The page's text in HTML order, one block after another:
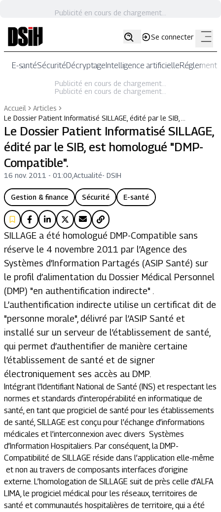
Publicité en cours de chargement...
Se connecter
E-santéSécuritéDécryptageIntelligence artificielle
Publicité en cours de chargement...
Publicité en cours de chargement...
Accueil
Articles
Le Dossier Patient Informatisé SILLAGE, édité par le SIB, …
Le Dossier Patient Informatisé SILLAGE,
édité par le SIB, est homologué "DMP-
Compatible".
16 nov. 2011 - 01:00 Actualité- DSIH
Gestion & finance Sécurité E-santé
SILLAGE a été homologué DMP-Compatible sans
réserve le 4 novembre 2011 par l’Agence des
Systèmes d’Information Partagés (ASIP Santé) sur
le profil d’alimentation du Dossier Médical Personnel
(DMP) "en authentification indirecte" .
L’authentification indirecte utilise un certificat dit de
"personne morale", délivré par l’ASIP Santé et
installé sur un serveur de l’établissement de santé,
qui permet d’authentifier de manière certaine
l’établissement de santé et de signer
électroniquement ses accès au DMP.
Intégrant l’Identifiant National de Santé (INS) et respectant les
normes et standards d’interopérabilité en informatique de
santé, en tant que progiciel de santé pour les établissements
de santé, SILLAGE est conçu pour l’échange d’informations
médicales et l’interconnexion avec divers Systèmes
d’Information Hospitaliers. Par conséquent, la DMP-
Compatibilité de SILLAGE réside dans l’application elle-même
et non au travers de composants interfaces d’origine
externe. L’homologation de SILLAGE suit de près celle d’ALFA
LIMA, le progiciel médical pour les réseaux, territoires de
santé et communautés hospitalières de territoire, qui a été